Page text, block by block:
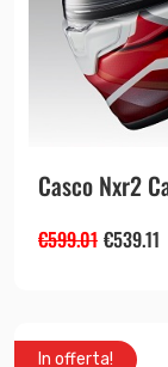
Casco Nxr2
€599.01 €539.11
In offerta!